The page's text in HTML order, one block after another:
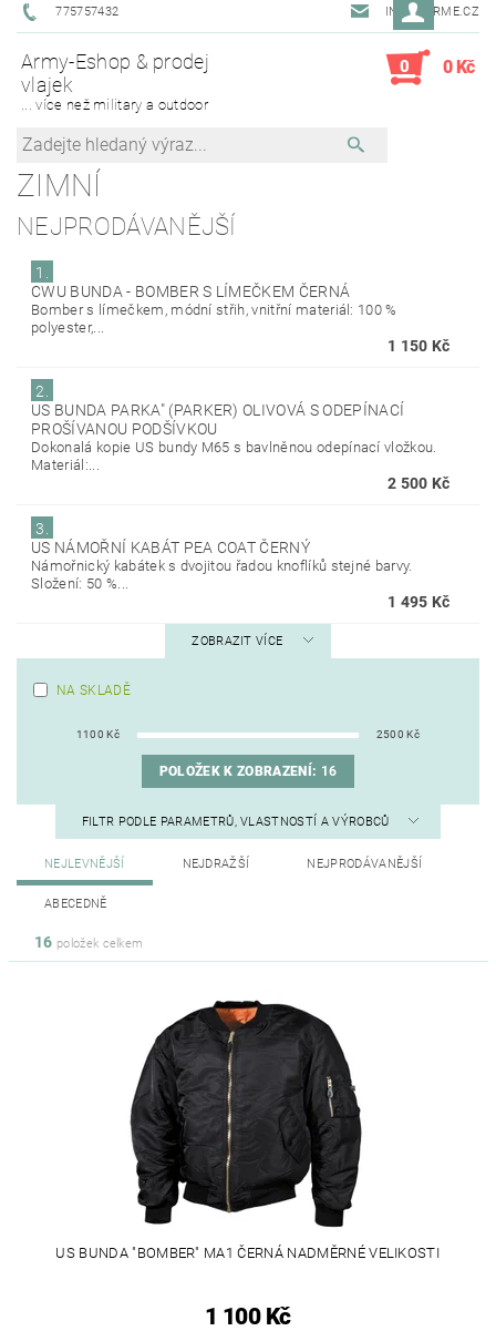
775757432 INFO@ARME.CZ
Army-Eshop & prodej
vlajek
... více než military a outdoor
0 0 Kč
ZIMNÍ
NEJPRODÁVANĚJŠÍ
1.
CWU BUNDA - BOMBER S LÍMEČKEM ČERNÁ
Bomber s límečkem, módní střih, vnitřní materiál: 100 %
polyester,...
1 150 Kč
2.
US BUNDA PARKA" (PARKER) OLIVOVÁ S ODEPÍNACÍ
PROŠÍVANOU PODŠÍVKOU
Dokonalá kopie US bundy M65 s bavlněnou odepínací vložkou.
Materiál:...
2 500 Kč
3.
US NÁMOŘNÍ KABÁT PEA COAT ČERNÝ
Námořnický kabátek s dvojitou řadou knoflíků stejné barvy.
Složení: 50 %...
1 495 Kč
ZOBRAZIT VÍCE
NA SKLADĚ
1100 Kč 2500 Kč
POLOŽEK K ZOBRAZENÍ: 16
FILTR PODLE PARAMETRŮ, VLASTNOSTÍ A VÝROBCŮ
NEJLEVNĚJŠÍ NEJDRAŽŠÍ NEJPRODÁVANĚJŠÍ
ABECEDNĚ
16 položek celkem
US BUNDA "BOMBER" MA1 ČERNÁ NADMĚRNÉ VELIKOSTI
1 100 Kč